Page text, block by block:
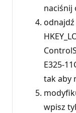
naciśnij
odnajdź
E325-
tak aby
wpisz